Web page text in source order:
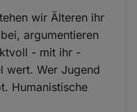
wir Älteren ihr
argumentieren
- mit ihr -
wert. Wer Jugend
Humanistische